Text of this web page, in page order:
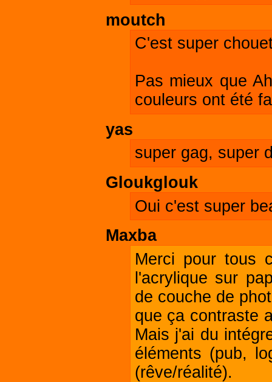
moutch
C'est super
Pas mieux que
couleurs ont été
yas
super gag, super
Gloukglouk
Oui c'est super
Maxba
Merci pour tous
l'acrylique sur
de couche de
que ça contraste
Mais j'ai du
éléments (pub,
(rêve/réalité).